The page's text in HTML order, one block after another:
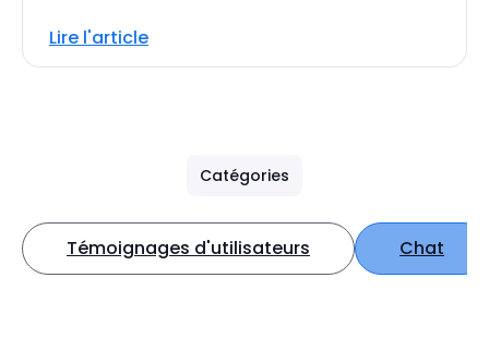
Lire l'article
Catégories
Témoignages d'utilisateurs Chat